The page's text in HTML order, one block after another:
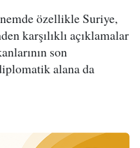
özellikle Suriye,
karşılıklı açıklamalar
son
alana da